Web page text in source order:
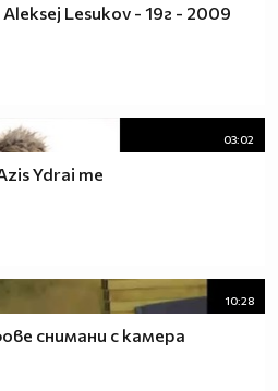
Lesukov - 19г - 2009
03:02
Ydrai me
10:28
снимани с камера